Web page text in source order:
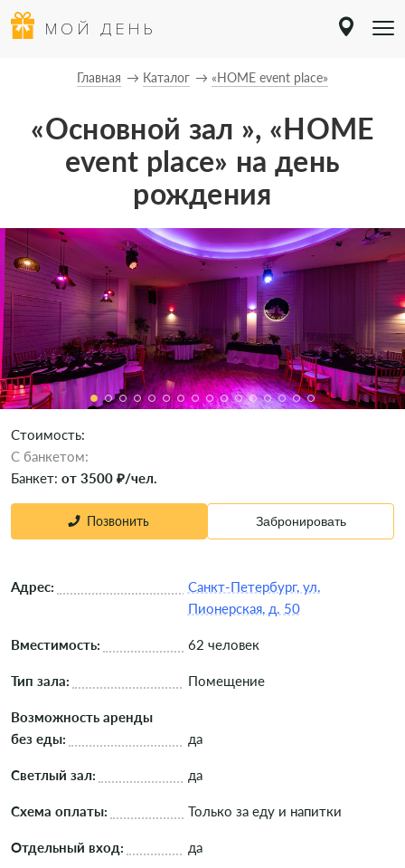
МОЙ ДЕНЬ
Главная Каталог «HOME event place»
«Основной зал », «HOME
event place» на день
рождения
Стоимость:
C банкетом:
Банкет: от 3500 ₽/чел.
Позвонить Забронировать
Адрес:
Санкт-Петербург, ул.
Пионерская, д. 50
Вместимость: 62 человек
Тип зала: Помещение
Возможность аренды
без еды:
да
Светлый зал: да
Схема оплаты: Только за еду и напитки
Отдельный вход: да